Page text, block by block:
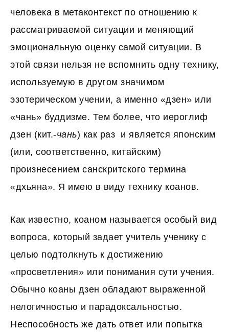
человека в метаконтекст по отношению к
рассматриваемой ситуации и меняющий
эмоциональную оценку самой ситуации. В
этой связи нельзя не вспомнить одну технику,
используемую в другом значимом
эзотерическом учении, а именно «дзен» или
«чань» буддизме. Тем более, что иероглиф
дзен (кит.-чань) как раз и является японским
(или, соответственно, китайским)
произнесением санскритского термина
«дхьяна». Я имею в виду технику коанов.
Как известно, коаном называется особый вид
вопроса, который задает учитель ученику с
целью подтолкнуть к достижению
«просветления» или понимания сути учения.
Обычно коаны дзен обладают выраженной
нелогичностью и парадоксальностью.
Неспособность же дать ответ или попытка